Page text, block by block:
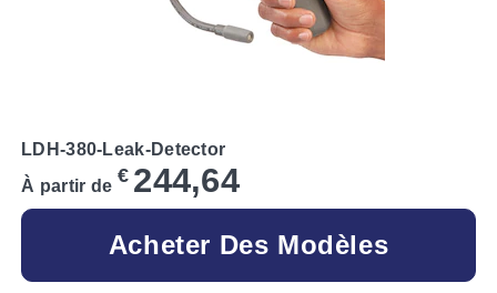
LDH-380-Leak-Detector
À partir de € 244,64
Acheter Des Modèles